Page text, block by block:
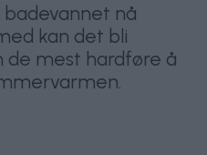
badevannet nå
kan det bli
mest hardføre å